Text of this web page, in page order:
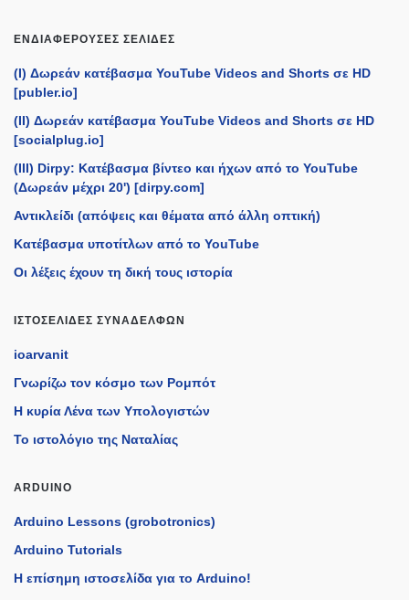
ΕΝΔΙΑΦΈΡΟΥΣΕΣ ΣΕΛΊΔΕΣ
(I) Δωρεάν κατέβασμα YouTube Videos and Shorts σε HD
[publer.io]
(II) Δωρεάν κατέβασμα YouTube Videos and Shorts σε HD
[socialplug.io]
(III) Dirpy: Κατέβασμα βίντεο και ήχων από το YouTube
(Δωρεάν μέχρι 20') [dirpy.com]
Αντικλείδι (απόψεις και θέματα από άλλη οπτική)
Κατέβασμα υποτίτλων από το YouTube
Οι λέξεις έχουν τη δική τους ιστορία
ΙΣΤΟΣΕΛΊΔΕΣ ΣΥΝΑΔΈΛΦΩΝ
ioarvanit
Γνωρίζω τον κόσμο των Ρομπότ
Η κυρία Λένα των Υπολογιστών
Το ιστολόγιο της Ναταλίας
ARDUINO
Arduino Lessons (grobotronics)
Arduino Tutorials
H επίσημη ιστοσελίδα για το Arduino!